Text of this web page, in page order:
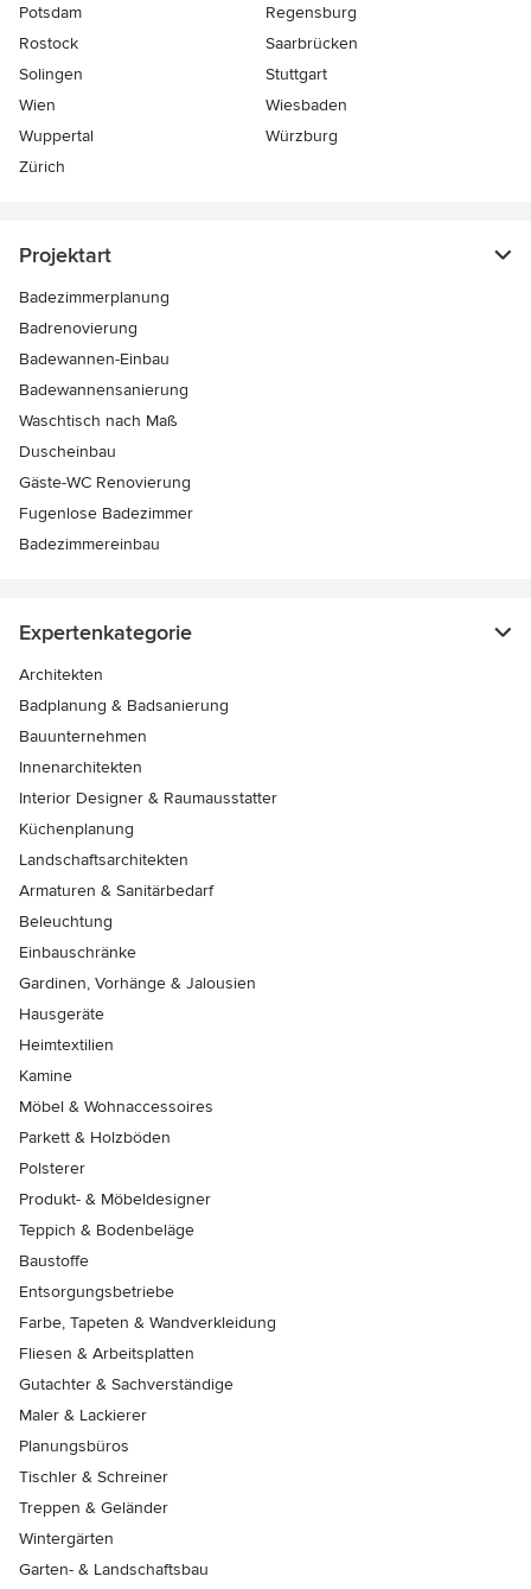
Potsdam
Regensburg
Rostock
Saarbrücken
Solingen
Stuttgart
Wien
Wiesbaden
Wuppertal
Würzburg
Zürich
Projektart
Badezimmerplanung
Badrenovierung
Badewannen-Einbau
Badewannensanierung
Waschtisch nach Maß
Duscheinbau
Gäste-WC Renovierung
Fugenlose Badezimmer
Badezimmereinbau
Expertenkategorie
Architekten
Badplanung & Badsanierung
Bauunternehmen
Innenarchitekten
Interior Designer & Raumausstatter
Küchenplanung
Landschaftsarchitekten
Armaturen & Sanitärbedarf
Beleuchtung
Einbauschränke
Gardinen, Vorhänge & Jalousien
Hausgeräte
Heimtextilien
Kamine
Möbel & Wohnaccessoires
Parkett & Holzböden
Polsterer
Produkt- & Möbeldesigner
Teppich & Bodenbeläge
Baustoffe
Entsorgungsbetriebe
Farbe, Tapeten & Wandverkleidung
Fliesen & Arbeitsplatten
Gutachter & Sachverständige
Maler & Lackierer
Planungsbüros
Tischler & Schreiner
Treppen & Geländer
Wintergärten
Garten- & Landschaftsbau